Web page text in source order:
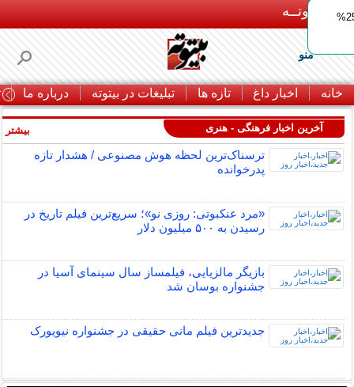
بـیتوتــه
منو
خانه اخبار داغ تازه ها تبلیغات در بیتوته درباره ما
ایمپلنت اقساطی با ضمانت مادام‌العمر+ 25%
آخرین اخبار فرهنگی - هنری
ترسناک‌ترین لحظه هوش مصنوعی / هشدار تازه
پدرخوانده
«مرد عنکبوتی: روزی نو»؛ سریع‌ترین فیلم تاریخ در
رسیدن به ۵۰۰ میلیون دلار
بازیگر مالزیایی، فیلمساز سال سینمای آسیا در
جشنواره بوسان شد
جدیدترین فیلم مانی حقیقی در جشنواره نیویورک
بیشتر